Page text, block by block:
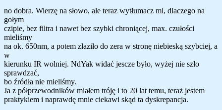
no dobra. Wierzę na słowo, ale teraz wytłumacz mi, dlaczego na
gołym
czipie, bez filtra i nawet bez szybki chroniącej, max. czułości
mieliśmy
na ok. 650nm, a potem złaziło do zera w stronę niebieską szybciej, a
w
kierunku IR wolniej. NdYak widać jescze było, wyżej nie szło
sprawdzać,
bo źródła nie mieliśmy.
Ja z półprzewodników miałem tróję i to 20 lat temu, teraż jestem
praktykiem i naprawdę mnie ciekawi skąd ta dyskrepancja.